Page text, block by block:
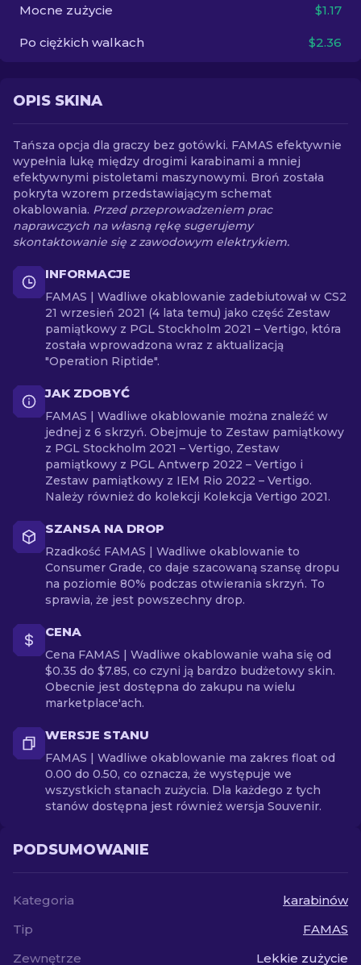
Mocne zużycie $1.17
Po ciężkich walkach $2.36
OPIS SKINA
Tańsza opcja dla graczy bez gotówki. FAMAS efektywnie
wypełnia lukę między drogimi karabinami a mniej
efektywnymi pistoletami maszynowymi. Broń została
pokryta wzorem przedstawiającym schemat
okablowania. Przed przeprowadzeniem prac
naprawczych na własną rękę sugerujemy
skontaktowanie się z zawodowym elektrykiem.
INFORMACJE
FAMAS | Wadliwe okablowanie zadebiutował w CS2
21 wrzesień 2021 (4 lata temu) jako część Zestaw
pamiątkowy z PGL Stockholm 2021 – Vertigo, która
została wprowadzona wraz z aktualizacją
"Operation Riptide".
JAK ZDOBYĆ
FAMAS | Wadliwe okablowanie można znaleźć w
jednej z 6 skrzyń. Obejmuje to Zestaw pamiątkowy
z PGL Stockholm 2021 – Vertigo, Zestaw
pamiątkowy z PGL Antwerp 2022 – Vertigo i
Zestaw pamiątkowy z IEM Rio 2022 – Vertigo.
Należy również do kolekcji Kolekcja Vertigo 2021.
SZANSA NA DROP
Rzadkość FAMAS | Wadliwe okablowanie to
Consumer Grade, co daje szacowaną szansę dropu
na poziomie 80% podczas otwierania skrzyń. To
sprawia, że jest powszechny drop.
CENA
Cena FAMAS | Wadliwe okablowanie waha się od
$0.35 do $7.85, co czyni ją bardzo budżetowy skin.
Obecnie jest dostępna do zakupu na wielu
marketplace'ach.
WERSJE STANU
FAMAS | Wadliwe okablowanie ma zakres float od
0.00 do 0.50, co oznacza, że występuje we
wszystkich stanach zużycia. Dla każdego z tych
stanów dostępna jest również wersja Souvenir.
PODSUMOWANIE
Kategoria
karabinów
Tip
FAMAS
Zewnętrze
Lekkie zużycie